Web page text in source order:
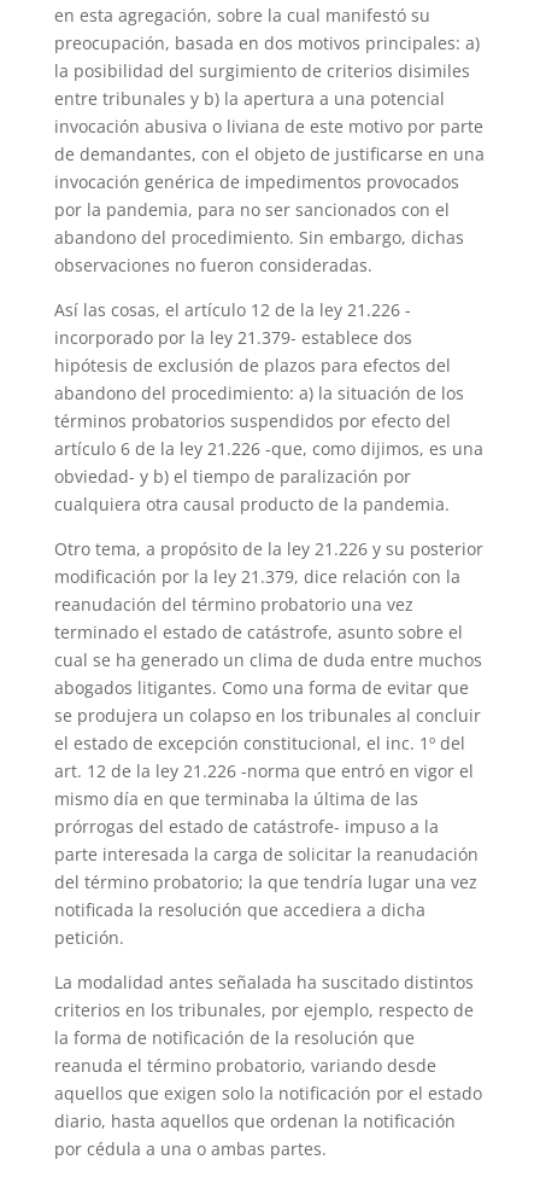
en esta agregación, sobre la cual manifestó su
preocupación, basada en dos motivos principales: a)
la posibilidad del surgimiento de criterios disimiles
entre tribunales y b) la apertura a una potencial
invocación abusiva o liviana de este motivo por parte
de demandantes, con el objeto de justificarse en una
invocación genérica de impedimentos provocados
por la pandemia, para no ser sancionados con el
abandono del procedimiento. Sin embargo, dichas
observaciones no fueron consideradas.
Así las cosas, el artículo 12 de la ley 21.226 -
incorporado por la ley 21.379- establece dos
hipótesis de exclusión de plazos para efectos del
abandono del procedimiento: a) la situación de los
términos probatorios suspendidos por efecto del
artículo 6 de la ley 21.226 -que, como dijimos, es una
obviedad- y b) el tiempo de paralización por
cualquiera otra causal producto de la pandemia.
Otro tema, a propósito de la ley 21.226 y su posterior
modificación por la ley 21.379, dice relación con la
reanudación del término probatorio una vez
terminado el estado de catástrofe, asunto sobre el
cual se ha generado un clima de duda entre muchos
abogados litigantes. Como una forma de evitar que
se produjera un colapso en los tribunales al concluir
el estado de excepción constitucional, el inc. 1º del
art. 12 de la ley 21.226 -norma que entró en vigor el
mismo día en que terminaba la última de las
prórrogas del estado de catástrofe- impuso a la
parte interesada la carga de solicitar la reanudación
del término probatorio; la que tendría lugar una vez
notificada la resolución que accediera a dicha
petición.
La modalidad antes señalada ha suscitado distintos
criterios en los tribunales, por ejemplo, respecto de
la forma de notificación de la resolución que
reanuda el término probatorio, variando desde
aquellos que exigen solo la notificación por el estado
diario, hasta aquellos que ordenan la notificación
por cédula a una o ambas partes.